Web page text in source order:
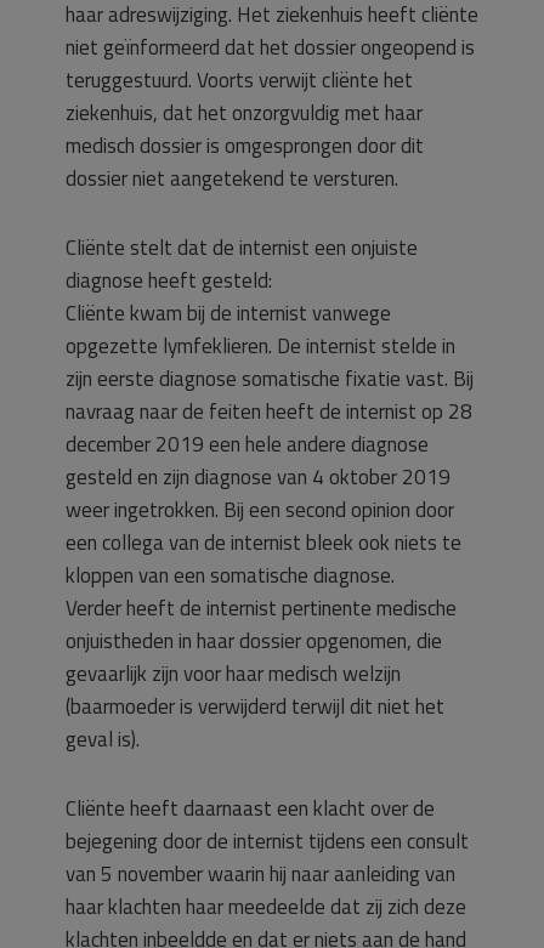
haar adreswijziging. Het ziekenhuis heeft cliënte
niet geïnformeerd dat het dossier ongeopend is
teruggestuurd. Voorts verwijt cliënte het
ziekenhuis, dat het onzorgvuldig met haar
medisch dossier is omgesprongen door dit
dossier niet aangetekend te versturen.
Cliënte stelt dat de internist een onjuiste
diagnose heeft gesteld:
Cliënte kwam bij de internist vanwege
opgezette lymfeklieren. De internist stelde in
zijn eerste diagnose somatische fixatie vast. Bij
navraag naar de feiten heeft de internist op 28
december 2019 een hele andere diagnose
gesteld en zijn diagnose van 4 oktober 2019
weer ingetrokken. Bij een second opinion door
een collega van de internist bleek ook niets te
kloppen van een somatische diagnose.
Verder heeft de internist pertinente medische
onjuistheden in haar dossier opgenomen, die
gevaarlijk zijn voor haar medisch welzijn
(baarmoeder is verwijderd terwijl dit niet het
geval is).
Cliënte heeft daarnaast een klacht over de
bejegening door de internist tijdens een consult
van 5 november waarin hij naar aanleiding van
haar klachten haar meedeelde dat zij zich deze
klachten inbeeldde en dat er niets aan de hand